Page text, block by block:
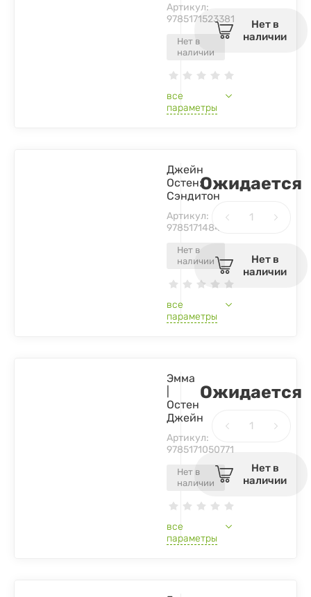
Нет в
наличии
Артикул:
9785171523381
все
параметры
Нет в
наличии
Нет в
наличии
Джейн
Остен:
Сэндитон
Артикул:
9785171484958
все
параметры
Ожидается
Нет в
наличии
Нет в
наличии
Эмма
Остен
Джейн
Артикул:
9785171050771
все
параметры
Ожидается
Нет в
наличии